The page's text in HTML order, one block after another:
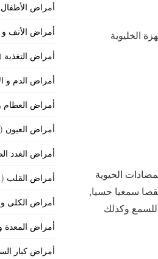
الخليوية
الحيوية
سمعيا حسيا,
للسمع وكذلك
أمراض الأطفال
أمراض الأنف و
أمراض التغذية
أمراض الدم و
أمراض العظام
أمراض العيون (67)
أمراض الغدد
أمراض القلب (61)
أمراض الكلى و
أمراض المعدة
أمراض كبار